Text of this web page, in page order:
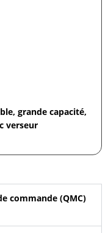
grande capacité,
verseur
commande (QMC)